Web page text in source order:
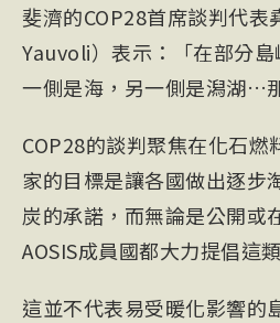
斐濟的COP28首席談判代
Yauvoli）表示：「在部分
一側是海，另一側是潟湖…
COP28的談判聚焦在化石燃
家的目標是讓各國做出逐步
炭的承諾，而無論是公開或
AOSIS成員國都大力提倡這
這並不代表易受暖化影響的